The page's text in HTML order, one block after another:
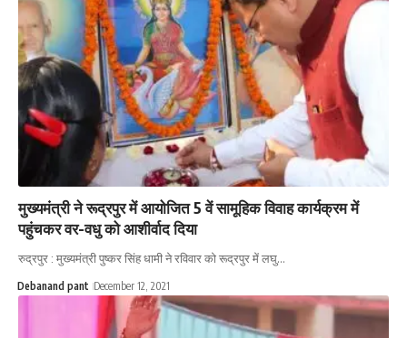
मुख्यमंत्री ने रूद्रपुर में आयोजित 5 वें सामूहिक विवाह कार्यक्रम में
पहुंचकर वर-वधु को आशीर्वाद दिया
रुद्रपुर : मुख्यमंत्री पुष्कर सिंह धामी ने रविवार को रूद्रपुर में लघु…
Debanand pant December 12, 2021